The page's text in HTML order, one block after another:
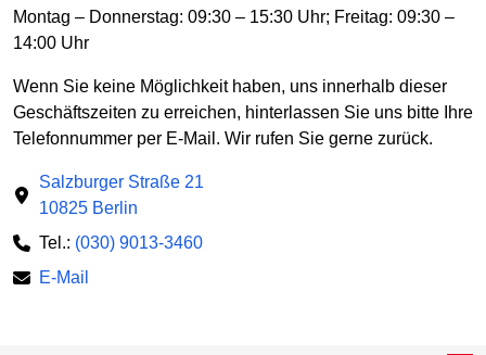
Montag – Donnerstag: 09:30 – 15:30 Uhr; Freitag: 09:30 –
14:00 Uhr
Wenn Sie keine Möglichkeit haben, uns innerhalb dieser
Geschäftszeiten zu erreichen, hinterlassen Sie uns bitte Ihre
Telefonnummer per E-Mail. Wir rufen Sie gerne zurück.
Salzburger Straße 21
10825 Berlin
Tel.: (030) 9013-3460
E-Mail